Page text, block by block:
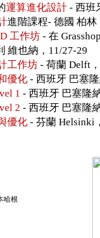
運算進化設計 - 西班
進階課程- 德國 柏林
工作坊 - 在
維也納，11/27-29
工作坊 - 荷蘭 Delft
優化 - 西班牙 巴塞
1 - 西班牙 巴塞隆
2 - 西班牙 巴塞隆
優化 - 芬蘭 Helsinki
哈根